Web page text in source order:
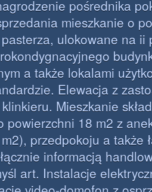
pośrednika
mieszkanie o
ulokowane na ii
a także lokalami
Elewacja z
Mieszkanie
powierzchni 18 m2 z
przedpokoju a także
informacją
art. Instalacje